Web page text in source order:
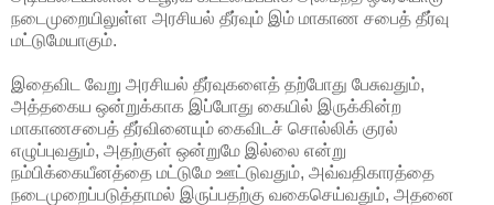
நடைமுறையிலுள்ள அரசியல் தீர்வும் இம் மாகாண சபைத் தீர்வு
மட்டுமேயாகும்.
இதைவிட வேறு அரசியல் தீர்வுகளைத் தற்போது பேசுவதும்,
அத்தகைய ஒன்றுக்காக இப்போது கையில் இருக்கின்ற
மாகாணசபைத் தீர்வினையும் கைவிடச் சொல்லிக் குரல்
எழுப்புவதும், அதற்குள் ஒன்றுமே இல்லை என்று
நம்பிக்கையீனத்தை மட்டுமே ஊட்டுவதும், அவ்வதிகாரத்தை
நடைமுறைப்படுத்தாமல் இருப்பதற்கு வகைசெய்வதும், அதனை